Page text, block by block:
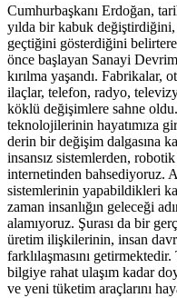
Cumhurbaşkanı Erdoğan,
yılda bir kabuk
geçtiğini gösterdiğini
önce başlayan Sanayi
kırılma yaşandı. Fabrikalar,
ilaçlar, telefon, radyo,
köklü değişimlere sahne
teknolojilerinin hayatımıza
derin bir değişim dalgasına
insansız sistemlerden,
internetinden bahsediyoruz.
sistemlerinin yapabildikleri
zaman insanlığın geleceği
alamıyoruz. Şurası da bir
üretim ilişkilerinin, insan
farklılaşmasını
bilgiye rahat ulaşım kadar
ve yeni tüketim araçlarını